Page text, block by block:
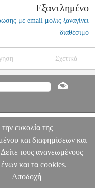
Εξαντλημένο
με email μόλις ξαναγίνει
διαθέσιμο
Σχετικά
RICORDI
/ ΕΚΔΟΣΕΙΣ RICORDI
ευκολία της
και διαφημίσεων και
τους ανανεωμένους
και τα cookies.
Αποδοχή